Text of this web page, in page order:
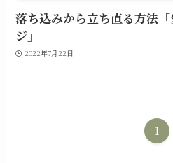
落ち込みから立ち直る方法
ジ」
2022年7月22日
1